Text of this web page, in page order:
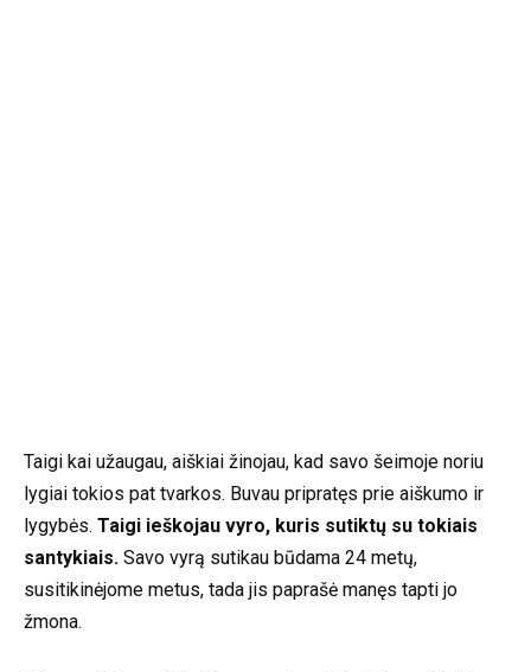
Taigi kai užaugau, aiškiai žinojau, kad savo šeimoje noriu
lygiai tokios pat tvarkos. Buvau pripratęs prie aiškumo ir
lygybės. Taigi ieškojau vyro, kuris sutiktų su tokiais
santykiais. Savo vyrą sutikau būdama 24 metų,
susitikinėjome metus, tada jis paprašė manęs tapti jo
žmona.